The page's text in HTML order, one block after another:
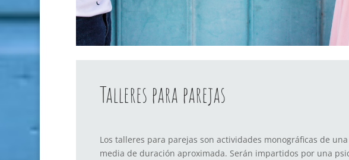
Talleres para parejas
Los talleres para parejas son actividades monográficas de
media de duración aproximada. Serán impartidos por una